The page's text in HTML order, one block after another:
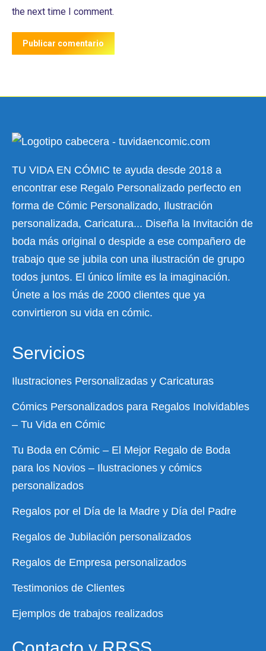
the next time I comment.
Publicar comentario
TU VIDA EN CÓMIC te ayuda desde 2018 a
encontrar ese Regalo Personalizado perfecto en
forma de Cómic Personalizado, Ilustración
personalizada, Caricatura... Diseña la Invitación de
boda más original o despide a ese compañero de
trabajo que se jubila con una ilustración de grupo
todos juntos. El único límite es la imaginación.
Únete a los más de 2000 clientes que ya
convirtieron su vida en cómic.
Servicios
Ilustraciones Personalizadas y Caricaturas
Cómics Personalizados para Regalos Inolvidables
– Tu Vida en Cómic
Tu Boda en Cómic – El Mejor Regalo de Boda
para los Novios – Ilustraciones y cómics
personalizados
Regalos por el Día de la Madre y Día del Padre
Regalos de Jubilación personalizados
Regalos de Empresa personalizados
Testimonios de Clientes
Ejemplos de trabajos realizados